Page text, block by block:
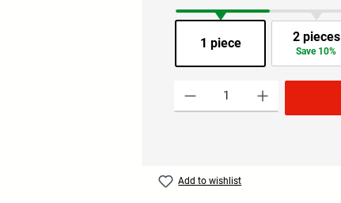
1 piece 2 pieces
Save 10%
Add to wishlist